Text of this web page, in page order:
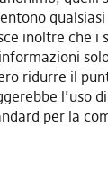
inoltre che i
ridurre il
l’uso
per la